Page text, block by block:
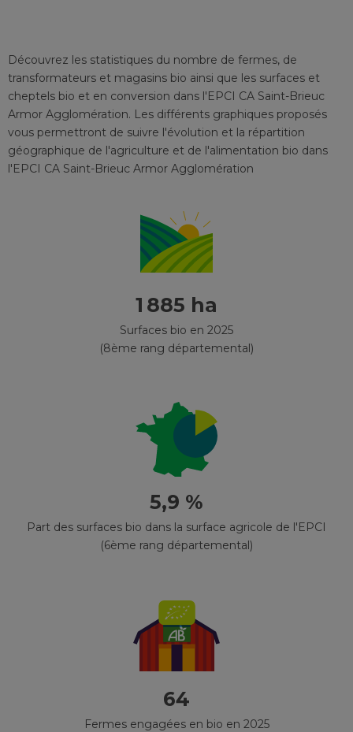
Découvrez les statistiques du nombre de fermes, de
transformateurs et magasins bio ainsi que les surfaces et
cheptels bio et en conversion dans l'EPCI CA Saint-Brieuc
Armor Agglomération. Les différents graphiques proposés
vous permettront de suivre l'évolution et la répartition
géographique de l'agriculture et de l'alimentation bio dans
l'EPCI CA Saint-Brieuc Armor Agglomération
1 885 ha
Surfaces bio en 2025
(8ème rang départemental)
5,9 %
Part des surfaces bio dans la surface agricole de l'EPCI
(6ème rang départemental)
64
Fermes engagées en bio en 2025